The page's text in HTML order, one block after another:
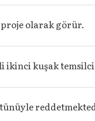
olarak görür.
ikinci kuşak